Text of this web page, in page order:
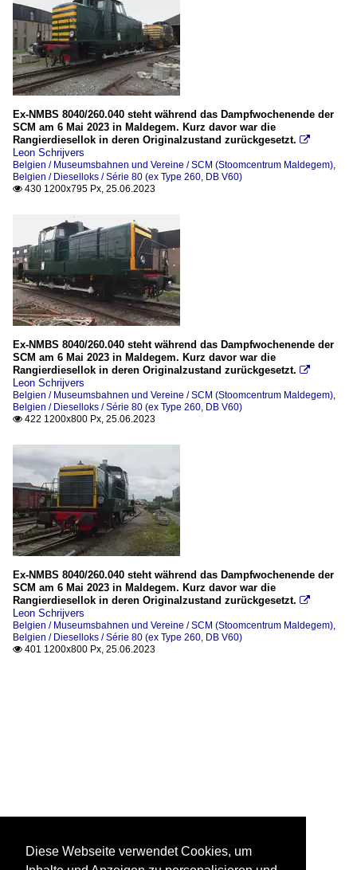
Ex-NMBS 8040/260.040 steht während das Dampfwochenende der
SCM am 6 Mai 2023 in Maldegem. Kurz davor war die
Rangierdiesellok in deren Originalzustand zurückgesetzt. 
Leon Schrijvers
Belgien / Museumsbahnen und Vereine / SCM (Stoomcentrum Maldegem)
Belgien / Dieselloks / Série 80 (ex Type 260, DB V60)
 430 1200x795 Px, 25.06.2023
Ex-NMBS 8040/260.040 steht während das Dampfwochenende der
SCM am 6 Mai 2023 in Maldegem. Kurz davor war die
Rangierdiesellok in deren Originalzustand zurückgesetzt. 
Leon Schrijvers
Belgien / Museumsbahnen und Vereine / SCM (Stoomcentrum Maldegem)
Belgien / Dieselloks / Série 80 (ex Type 260, DB V60)
 422 1200x800 Px, 25.06.2023
Ex-NMBS 8040/260.040 steht während das Dampfwochenende der
SCM am 6 Mai 2023 in Maldegem. Kurz davor war die
Rangierdiesellok in deren Originalzustand zurückgesetzt. 
Leon Schrijvers
Belgien / Museumsbahnen und Vereine / SCM (Stoomcentrum Maldegem)
Belgien / Dieselloks / Série 80 (ex Type 260, DB V60)
 401 1200x800 Px, 25.06.2023
Diese Webseite verwendet Cookies, um